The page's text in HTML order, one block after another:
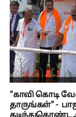
"காவி கொடி
தாருங்கள்" -